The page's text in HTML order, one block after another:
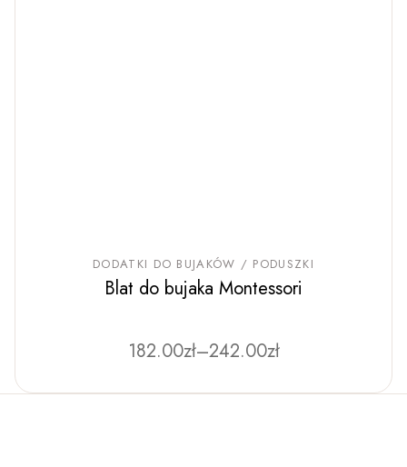
DODATKI DO BUJAKÓW / PODUSZKI
Blat do bujaka Montessori
182.00zł–242.00zł
Zakres
od
Ten
produkt
wiele